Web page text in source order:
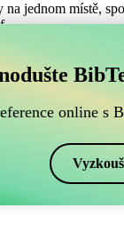
jednom místě,
referencí,
referencí, který je
a bibliografii v
Overleafu.
online